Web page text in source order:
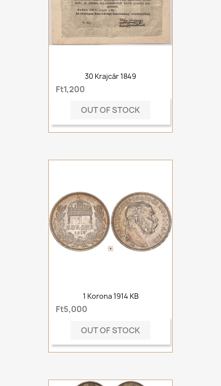
30 Krajcár 1849
Ft1,200
OUT OF STOCK
1 Korona 1914 KB
Ft5,000
OUT OF STOCK